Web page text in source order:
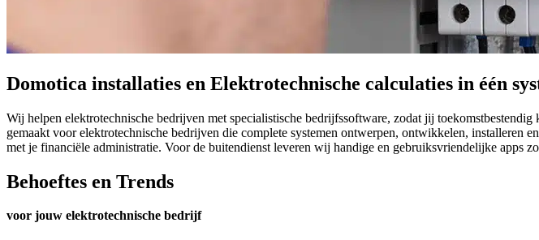
Domotica installaties en Elektrotechnische calculaties in één
Wij helpen elektrotechnische bedrijven met specialistische bedrijfssoftware, zodat jij
gemaakt voor elektrotechnische bedrijven die complete systemen ontwerpen, ontwikkelen,
met je financiële administratie. Voor de buitendienst leveren wij handige en gebruiksvriendelijke apps
Behoeftes en Trends
voor jouw elektrotechnische bedrijf